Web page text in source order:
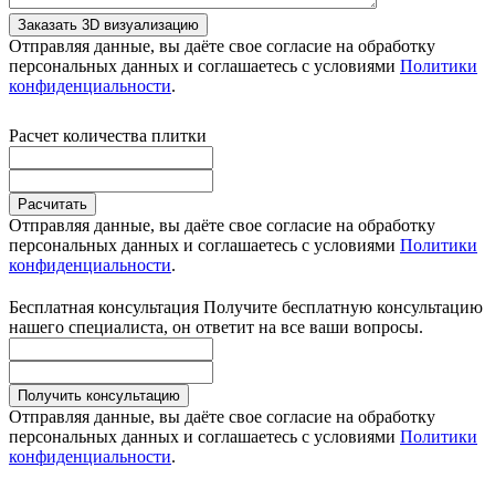
Заказать 3D визуализацию
Отправляя данные, вы даёте свое согласие на обработку
персональных данных и соглашаетесь с условиями Политики
конфиденциальности.
Расчет количества плитки
Расчитать
Отправляя данные, вы даёте свое согласие на обработку
персональных данных и соглашаетесь с условиями Политики
конфиденциальности.
Бесплатная консультация Получите бесплатную консультацию
нашего специалиста, он ответит на все ваши вопросы.
Получить консультацию
Отправляя данные, вы даёте свое согласие на обработку
персональных данных и соглашаетесь с условиями Политики
конфиденциальности.